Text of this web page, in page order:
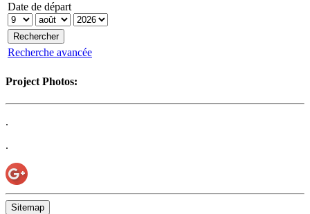
Date de départ
Recherche avancée
Project Photos:
.
.
Sitemap